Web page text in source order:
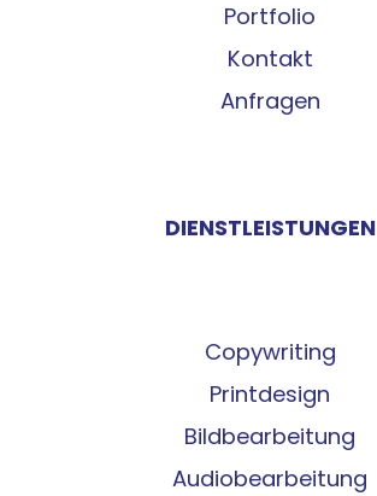
Portfolio
Kontakt
Anfragen
DIENSTLEISTUNGEN
Copywriting
Printdesign
Bildbearbeitung
Audiobearbeitung